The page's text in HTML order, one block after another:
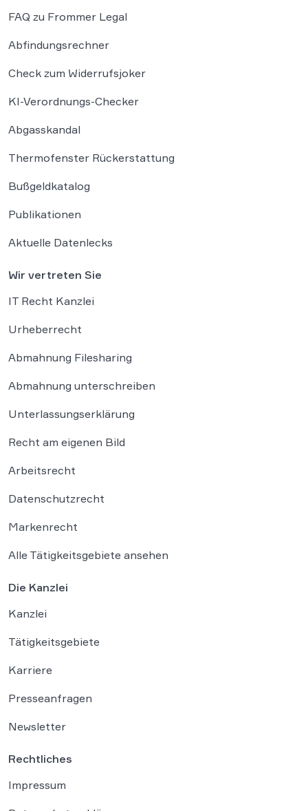
FAQ zu Frommer Legal
Abfindungsrechner
Check zum Widerrufsjoker
KI-Verordnungs-Checker
Abgasskandal
Thermofenster Rückerstattung
Bußgeldkatalog
Publikationen
Aktuelle Datenlecks
Wir vertreten Sie
IT Recht Kanzlei
Urheberrecht
Abmahnung Filesharing
Abmahnung unterschreiben
Unterlassungserklärung
Recht am eigenen Bild
Arbeitsrecht
Datenschutzrecht
Markenrecht
Alle Tätigkeitsgebiete ansehen
Die Kanzlei
Kanzlei
Tätigkeitsgebiete
Karriere
Presseanfragen
Newsletter
Rechtliches
Impressum